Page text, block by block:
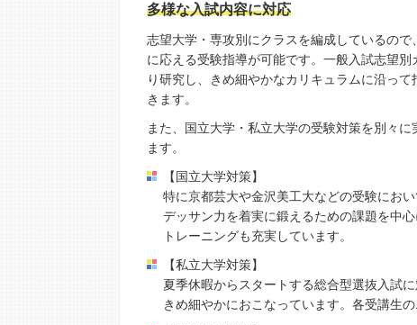
多様な入試内容に対応
志望大学・専攻別にクラスを編成しているの
に応える受験指導が可能です。一般入試志望
り研究し、きめ細やかなカリキュラムに沿っ
きます。
また、国立大学・私立大学の受験対策を別々
ます。
【国立大学対策】
特に京都芸大や金沢美工大などの受験にお
デッサン力を着実に鍛えるための課題を中
トレーニングも充実しています。
【私立大学対策】
夏季休暇からスタートする総合型選抜入試
きめ細やかにおこなっています。各受講生